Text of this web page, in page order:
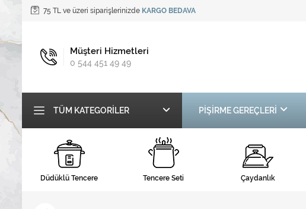
75 TL ve üzeri siparişlerinizde KARGO BEDAVA
Müşteri Hizmetleri
0 544 451 49 49
TÜM KATEGORILER PİŞİRME GEREÇLERİ
Düdüklü Tencere Tencere Seti Çaydanlık